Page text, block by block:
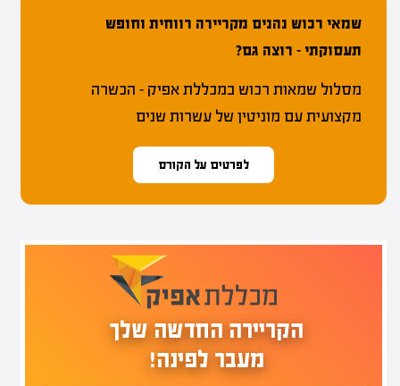
שמאי רכוש נהנים מקריירה רווחית וחופש
תעסוקתי – רוצה גם?
מסלול שמאות רכוש במכללת אפיק – הכשרה
מקצועית עם מוניטין של עשרות שנים
לפרטים על הקורס
הקריירה החדשה שלך
מעבר לפינה!